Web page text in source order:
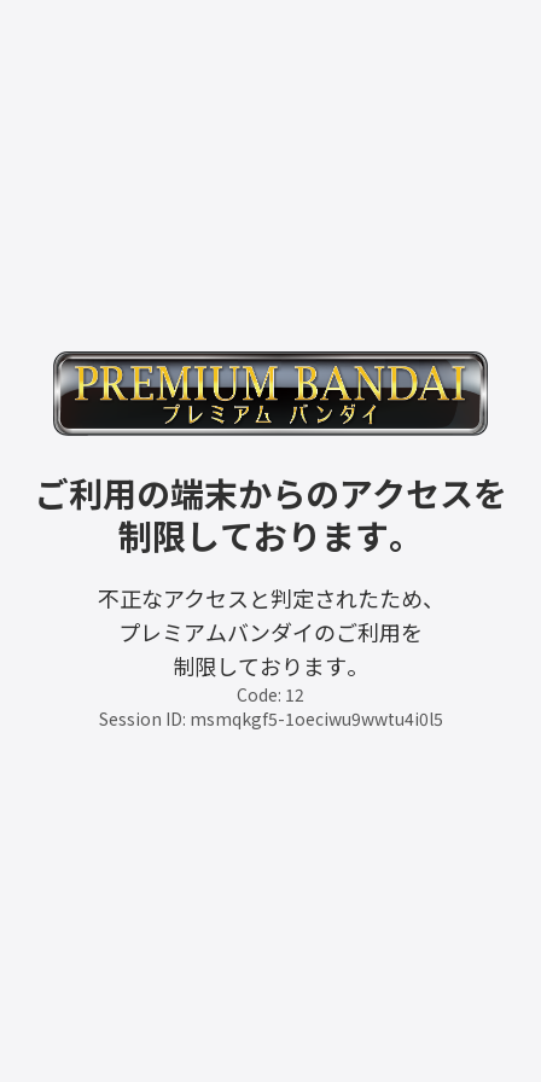
ご利用の端末からのアクセスを
制限しております。
不正なアクセスと判定されたため、
プレミアムバンダイのご利用を
制限しております。
Code: 12
Session ID: msmqkgf5-1oeciwu9wwtu4i0l5